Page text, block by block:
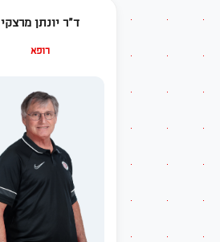
ד"ר יונתן מרצקי
רופא